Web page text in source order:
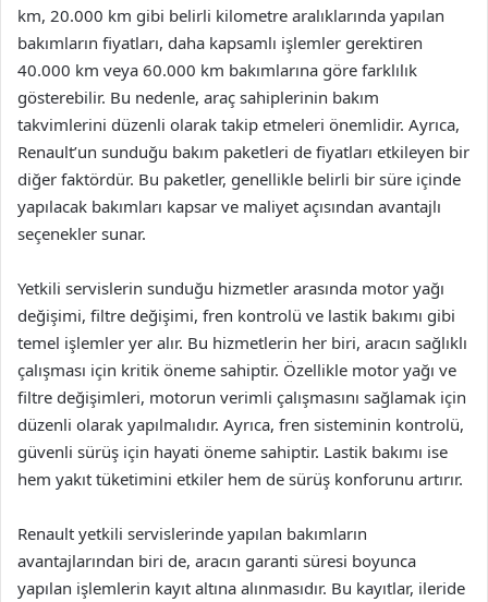
km, 20.000 km gibi belirli kilometre aralıklarında yapılan
bakımların fiyatları, daha kapsamlı işlemler gerektiren
40.000 km veya 60.000 km bakımlarına göre farklılık
gösterebilir. Bu nedenle, araç sahiplerinin bakım
takvimlerini düzenli olarak takip etmeleri önemlidir. Ayrıca,
Renault’un sunduğu bakım paketleri de fiyatları etkileyen bir
diğer faktördür. Bu paketler, genellikle belirli bir süre içinde
yapılacak bakımları kapsar ve maliyet açısından avantajlı
seçenekler sunar.
Yetkili servislerin sunduğu hizmetler arasında motor yağı
değişimi, filtre değişimi, fren kontrolü ve lastik bakımı gibi
temel işlemler yer alır. Bu hizmetlerin her biri, aracın sağlıklı
çalışması için kritik öneme sahiptir. Özellikle motor yağı ve
filtre değişimleri, motorun verimli çalışmasını sağlamak için
düzenli olarak yapılmalıdır. Ayrıca, fren sisteminin kontrolü,
güvenli sürüş için hayati öneme sahiptir. Lastik bakımı ise
hem yakıt tüketimini etkiler hem de sürüş konforunu artırır.
Renault yetkili servislerinde yapılan bakımların
avantajlarından biri de, aracın garanti süresi boyunca
yapılan işlemlerin kayıt altına alınmasıdır. Bu kayıtlar, ileride